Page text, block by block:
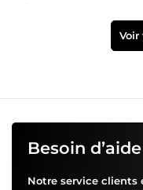
Voir
Besoin
Notre service clients